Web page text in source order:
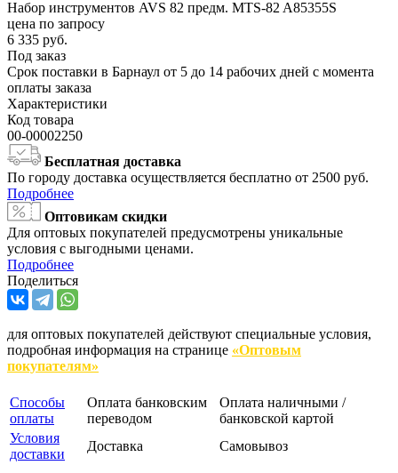
Набор инструментов AVS 82 предм. MTS-82 A85355S
цена по запросу
6 335 руб.
Под заказ
Срок поставки в Барнаул от 5 до 14 рабочих дней с момента
оплаты заказа
Характеристики
Код товара
00-00002250
Бесплатная доставка
По городу доставка осуществляется бесплатно от 2500 руб.
Подробнее
Оптовикам скидки
Для оптовых покупателей предусмотрены уникальные
условия с выгодными ценами.
Подробнее
Поделиться
для оптовых покупателей действуют специальные условия,
подробная информация на странице «Оптовым
покупателям»
Способы
оплаты
Оплата банковским
переводом
Оплата наличными /
банковской картой
Условия
доставки
Доставка Самовывоз